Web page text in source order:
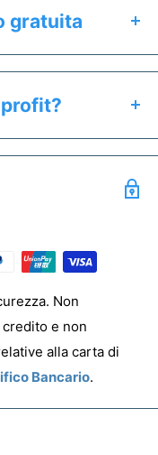
gratuita
per:
diritto a prezzi
Non
e non
alla carta di
Bancario.